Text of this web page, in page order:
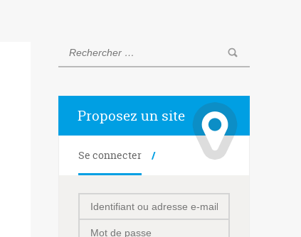
Proposez un site
Se connecter